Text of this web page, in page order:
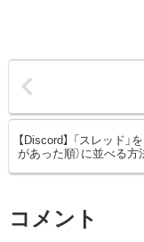
【Discord】 「スレッド」
があった順）に並べる方
コメント